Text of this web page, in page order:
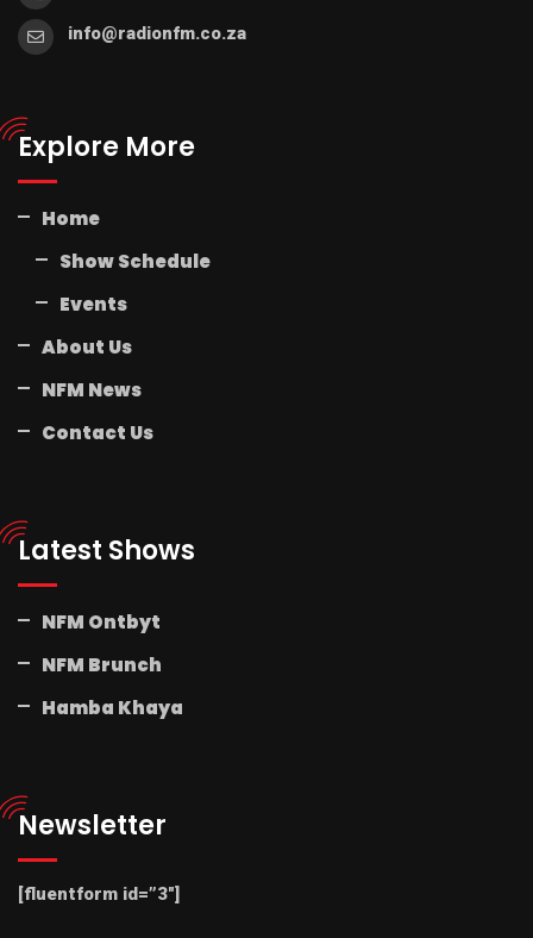
info@radionfm.co.za
Explore More
Home
Show Schedule
Events
About Us
NFM News
Contact Us
Latest Shows
NFM Ontbyt
NFM Brunch
Hamba Khaya
Newsletter
[fluentform id=”3″]